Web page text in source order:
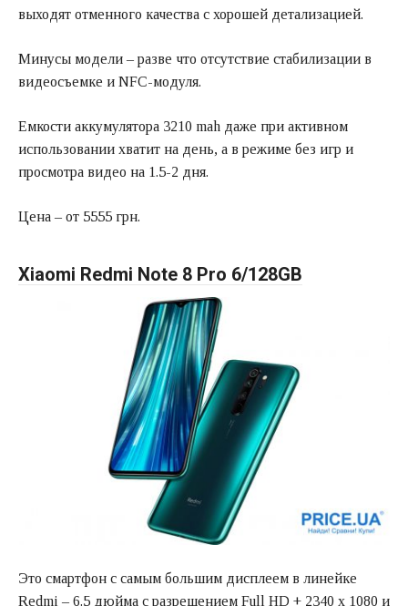
выходят отменного качества с хорошей детализацией.
Минусы модели – разве что отсутствие стабилизации в
видеосъемке и NFC-модуля.
Емкости аккумулятора 3210 mah даже при активном
использовании хватит на день, а в режиме без игр и
просмотра видео на 1.5-2 дня.
Цена – от 5555 грн.
Xiaomi Redmi Note 8 Pro 6/128GB
Это смартфон с самым большим дисплеем в линейке
Redmi – 6.5 дюйма с разрешением Full HD + 2340 x 1080 и